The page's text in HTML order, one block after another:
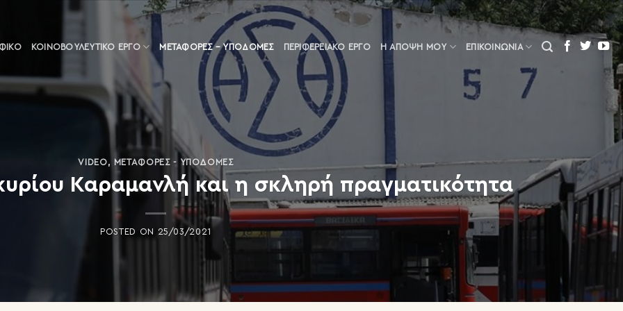
ΚΟΙΝΟΒΟΥΛΕΥΤΙΚΌ ΈΡΓΟ ΜΕΤΑΦΟΡΈΣ – ΥΠΟΔΟΜΈΣ ΠΕΡΙΦΕΡΕΙΑΚΌ ΈΡΓΟ Η ΆΠΟΨΗ ΜΟΥ ΕΠΙΚΟΙΝΩΝΙΑ
VIDEO, ΜΕΤΑΦΟΡΈΣ - ΥΠΟΔΟΜΈΣ
Καραμανλή και η σκληρή πραγματικότητα
POSTED ON 25/03/2021